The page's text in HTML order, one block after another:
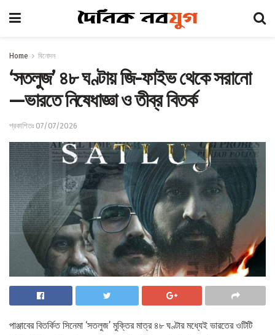
Home বিনোদন
‘সতলুজ’ ৪৮ ঘণ্টায় জি-ফাইভ থেকে সরানো
—ভারতে নিষেধাজ্ঞা ও তীব্র বিতর্ক
প্রকাশিতঃ 07/07/2026
পাঞ্জাবের বিতর্কিত সিনেমা ‘সতলুজ’ মুক্তির মাত্র ৪৮ ঘণ্টার মধ্যেই ভারতের ওটিটি